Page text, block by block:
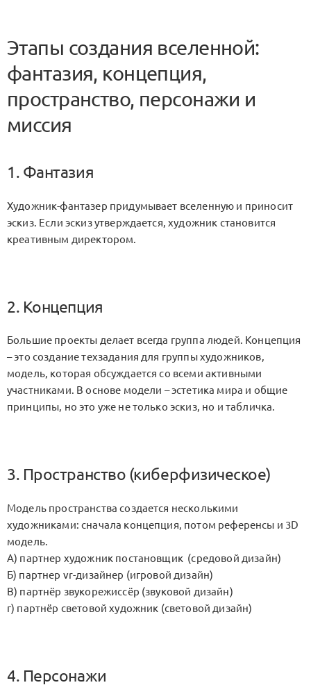
Этапы создания вселенной:
фантазия, концепция,
пространство, персонажи и
миссия
1. Фантазия
Художник-фантазер придумывает вселенную и приносит
эскиз. Если эскиз утверждается, художник становится
креативным директором.
2. Концепция
Большие проекты делает всегда группа людей. Концепция
– это создание техзадания для группы художников,
модель, которая обсуждается со всеми активными
участниками. В основе модели – эстетика мира и общие
принципы, но это уже не только эскиз, но и табличка.
3. Пространство (киберфизическое)
Модель пространства создается несколькими
художниками: сначала концепция, потом референсы и 3D
модель.
А) партнер художник постановщик (средовой дизайн)
Б) партнер vr-дизайнер (игровой дизайн)
В) партнёр звукорежиссёр (звуковой дизайн)
г) партнёр световой художник (световой дизайн)
4. Персонажи